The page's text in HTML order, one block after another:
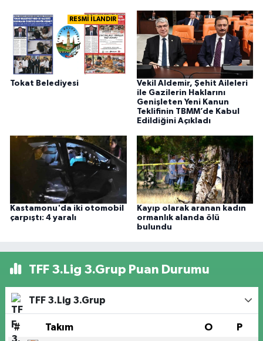
RESMİ İLANDIR
Tokat Belediyesi
Vekil Aldemir, Şehit Aileleri
ile Gazilerin Haklarını
Genişleten Yeni Kanun
Teklifinin TBMM’de Kabul
Edildiğini Açıkladı
Kastamonu'da iki otomobil
çarpıştı: 4 yaralı
Kayıp olarak aranan kadın
ormanlık alanda ölü
bulundu
TFF 3.Lig 3.Grup Puan Durumu
TFF 3.Lig 3.Grup
# Takım O P